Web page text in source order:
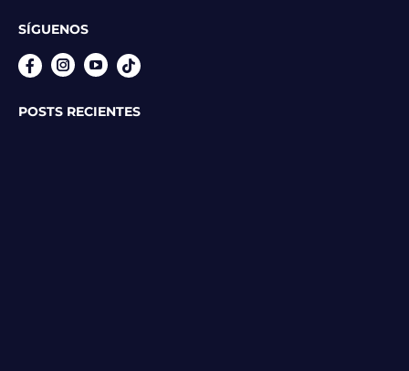
SÍGUENOS
InstagramYouTube
POSTS RECIENTES